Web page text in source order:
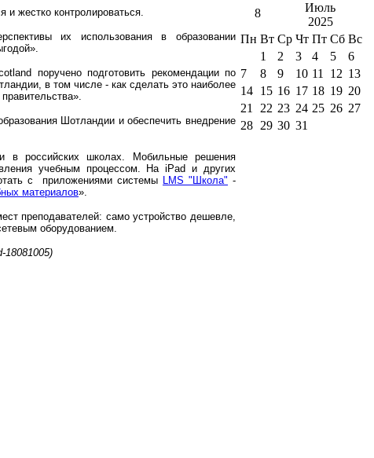
и жестко контролироваться.
их использования в образовании
поручено подготовить рекомендации по
в том числе - как сделать это наиболее
Шотландии и обеспечить внедрение
в российских школах. Мобильные решения
учебным процессом. На iPad и других
с приложениями системы LMS "Школа" -
материалов».
преподавателей: само устройство дешевле,
оборудованием.
18081005)
8
Июль
2025
Пн Вт Ср Чт Пт Сб Вс
1
2 3 4 5
6
7
8 9 10 11 12 13
14 15 16 17 18 19 20
21
22 23 24 25 26 27
28 29 30 31